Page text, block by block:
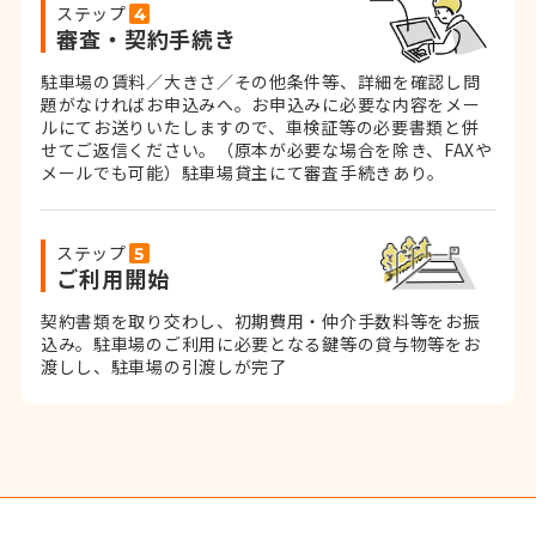
ステップ
審査・契約手続き
駐車場の賃料／大きさ／その他条件等、詳細を確認し問
題がなければお申込みへ。お申込みに必要な内容をメー
ルにてお送りいたしますので、車検証等の必要書類と併
せてご返信ください。
（原本が必要な場合を除き、FAXや
メールでも可能） 駐車場貸主にて審査手続きあり。
ステップ
ご利用開始
契約書類を取り交わし、初期費用・仲介手数料等をお振
込み。駐車場のご利用に必要となる鍵等の貸与物等をお
渡しし、駐車場の引渡しが完了